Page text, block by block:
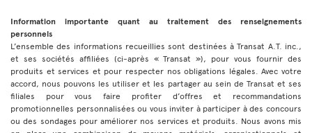
Information importante quant au traitement des renseignements
personnels
L’ensemble des informations recueillies sont destinées à Transat A.T. inc.,
et ses sociétés affiliées (ci-après « Transat »), pour vous fournir des
produits et services et pour respecter nos obligations légales. Avec votre
accord, nous pouvons les utiliser et les partager au sein de Transat et ses
filiales pour vous faire profiter d’offres et recommandations
promotionnelles personnalisées ou vous inviter à participer à des concours
ou des sondages pour améliorer nos services et produits. Nous avons mis